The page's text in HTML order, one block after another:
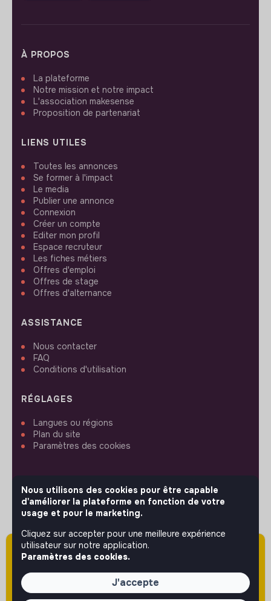
Attention cette annonce a été publiée il y a
plus de 60 jours (le 19/05/2026) et est sans
doute expirée ou non mise à jour.
À PROPOS
La plateforme
Notre mission et notre impact
L'association makesense
Proposition de partenariat
LIENS UTILES
Toutes les annonces
Se former à l'impact
Le media
Publier une annonce
Connexion
Créer un compte
Editer mon profil
Espace recruteur
Les fiches métiers
Offres d'emploi
Offres de stage
Offres d'alternance
ASSISTANCE
Nous contacter
FAQ
Conditions d'utilisation
RÉGLAGES
Langues ou régions
Plan du site
Paramètres des cookies
SUIVEZ-NOUS
© 2026 jobs that makesense.
Nous utilisons des cookies pour être capable
d'améliorer la plateforme en fonction de votre
usage et pour le marketing.
Cliquez sur accepter pour une meilleure expérience
utilisateur sur notre application.
Paramètres des cookies.
J'accepte